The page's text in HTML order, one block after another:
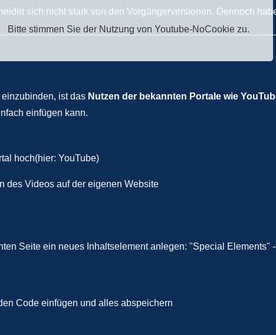
sich nicht stark von den Vorgängerversionen. Dennoch
Bitte stimmen Sie der Nutzung von Youtube-NoCookie zu.
ist das Nutzen der bekannten Portale wie
einfügen kann.
hoch(hier: YouTube)
des Videos auf der eigenen Website
Seite ein neues Inhaltselement anlegen: "Special Elements"
Code einfügen und alles abspeichern